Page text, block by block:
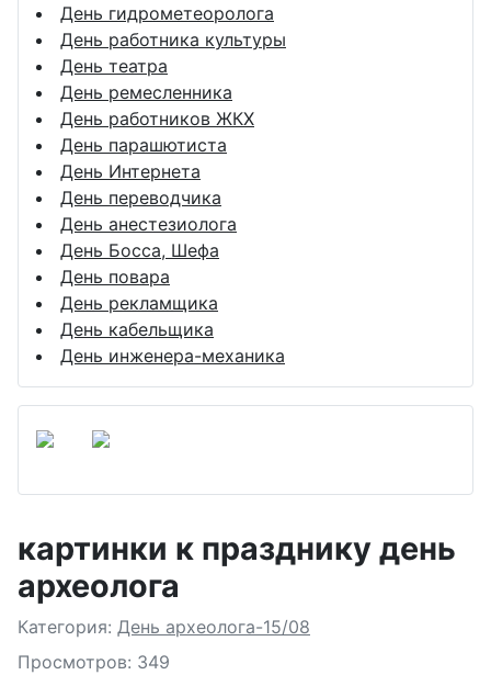
День гидрометеоролога
День работника культуры
День театра
День ремесленника
День работников ЖКХ
День парашютиста
День Интернета
День переводчика
День анестезиолога
День Босса, Шефа
День повара
День рекламщика
День кабельщика
День инженера-механика
картинки к празднику день
археолога
Подробности
Категория: День археолога-15/08
Просмотров: 349